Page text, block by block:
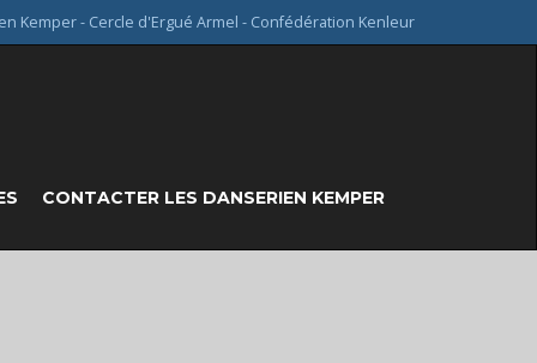
Kemper - Cercle d'Ergué Armel - Confédération Kenleur
CONTACTER LES DANSERIEN KEMPER